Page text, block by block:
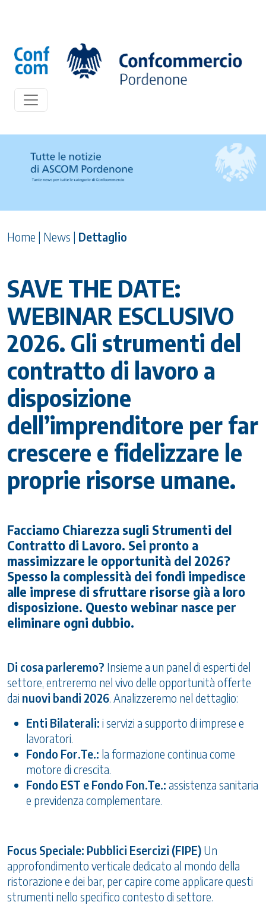
Home | News | Dettaglio
SAVE THE DATE:
WEBINAR ESCLUSIVO
2026. Gli strumenti del
contratto di lavoro a
disposizione
dell’imprenditore per far
crescere e fidelizzare le
proprie risorse umane.
Facciamo Chiarezza sugli Strumenti del
Contratto di Lavoro. Sei pronto a
massimizzare le opportunità del 2026?
Spesso la complessità dei fondi impedisce
alle imprese di sfruttare risorse già a loro
disposizione. Questo webinar nasce per
eliminare ogni dubbio.
Di cosa parleremo? Insieme a un panel di esperti del
settore, entreremo nel vivo delle opportunità offerte
dai nuovi bandi 2026. Analizzeremo nel dettaglio:
Enti Bilaterali: i servizi a supporto di imprese e
lavoratori.
Fondo For.Te.: la formazione continua come
motore di crescita.
Fondo EST e Fondo Fon.Te.: assistenza sanitaria
e previdenza complementare.
Focus Speciale: Pubblici Esercizi (FIPE) Un
approfondimento verticale dedicato al mondo della
ristorazione e dei bar, per capire come applicare questi
strumenti nello specifico contesto di settore.